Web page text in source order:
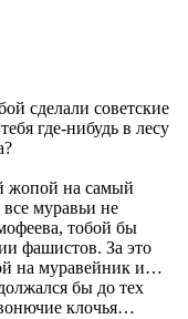
сделали советские
где-нибудь в лесу
жопой на самый
муравьи не
тобой бы
фашистов. За это
на муравейник и…
бы до тех
клочья…